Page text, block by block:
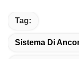
Tag:
Sistema Di